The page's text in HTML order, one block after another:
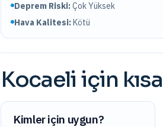
Deprem Riski:Çok Yüksek
Hava Kalitesi:Kötü
Kocaeli için
Kimler için uygun?